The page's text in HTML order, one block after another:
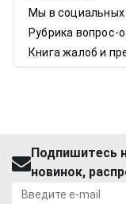
Мы в социальных
Рубрика вопрос-
Книга жалоб и
Подпишитесь
новинок,